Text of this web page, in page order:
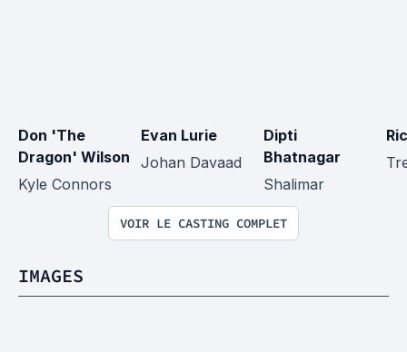
Don 'The
Dragon' Wilson
Kyle Connors
Evan Lurie
Johan Davaad
Dipti
Bhatnagar
Shalimar
VOIR LE CASTING COMPLET
IMAGES